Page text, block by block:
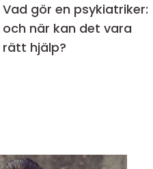
Vad gör en psykiatriker:
och när kan det vara
rätt hjälp?